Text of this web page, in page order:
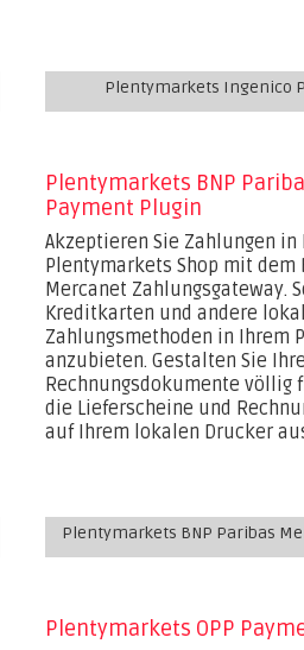
Plentymarkets Ingenico
Plentymarkets BNP
Payment Plugin
Akzeptieren Sie Zahlungen in
Plentymarkets Shop mit dem
Mercanet Zahlungsgateway.
Kreditkarten und andere
Zahlungsmethoden in Ihrem
anzubieten. Gestalten Sie
Rechnungsdokumente völlig
die Lieferscheine und
auf Ihrem lokalen Drucker
Plentymarkets OPP